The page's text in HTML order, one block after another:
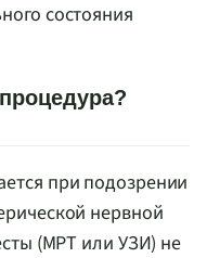
состояния
при подозрении
нервной
(МРТ или УЗИ) не